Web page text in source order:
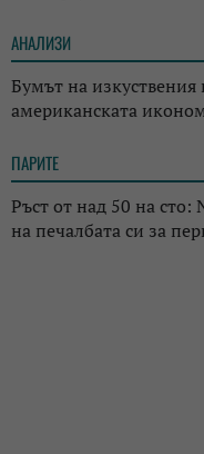
АНАЛИЗИ
Бумът на
американската
ПАРИТЕ
Ръст от над 50 на сто:
на печалбата си за